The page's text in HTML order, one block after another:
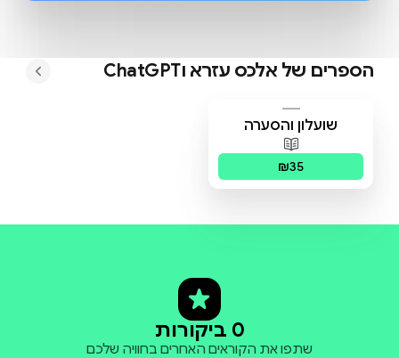
הספרים של אלכס עזרא וChatGPT
שועלון והסערה
פורמטים זמינים:מודפס
₪35
0 ביקורות
שתפו את הקוראים האחרים בחוויה שלכם